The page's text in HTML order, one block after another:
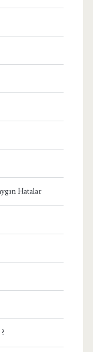
Hatalar